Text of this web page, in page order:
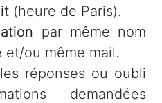
(heure de Paris).
par même nom
et/ou même mail.
réponses ou oubli
demandées